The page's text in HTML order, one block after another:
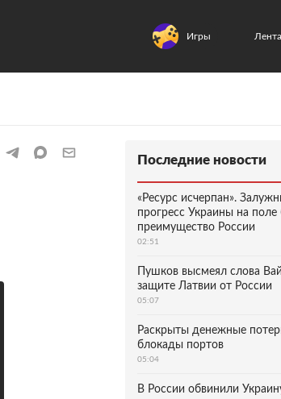
Игры
Последние новости
«Ресурс исчерпан».
прогресс Украины на поле
преимущество России
02:51
Пушков высмеял слова
защите Латвии от России
05:07
Раскрыты денежные
блокады портов
05:04
В России обвинили